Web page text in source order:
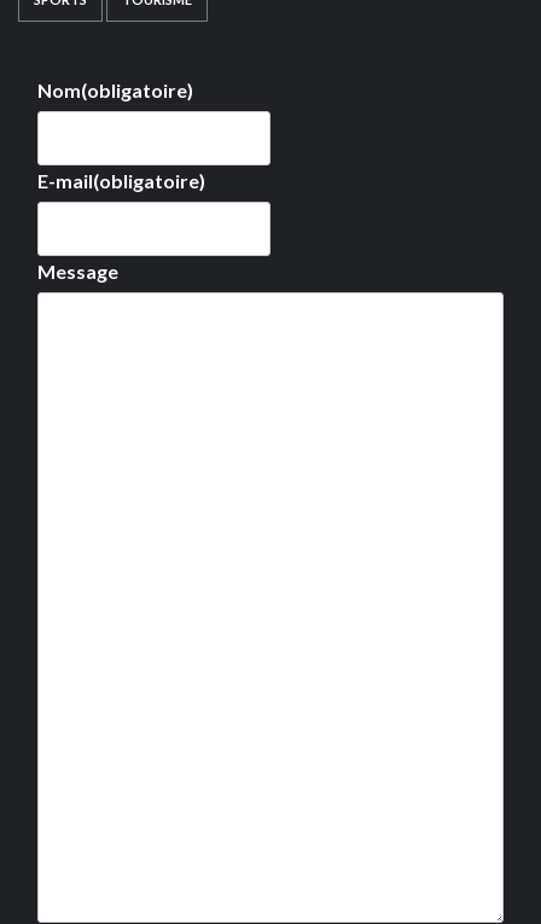
Nom(obligatoire)
E-mail(obligatoire)
Message